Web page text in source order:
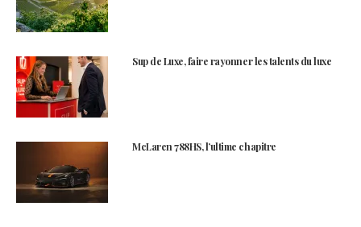
Sup de Luxe, faire rayonner les talents du luxe
McLaren 788HS, l’ultime chapitre